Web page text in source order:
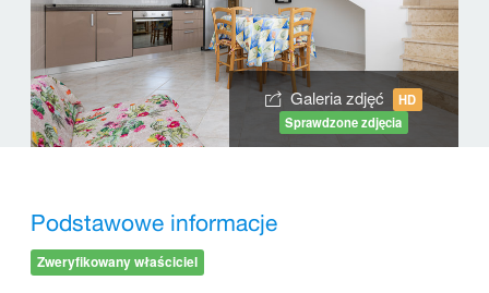
Galeria zdjęć
HD
Sprawdzone zdjęcia
Podstawowe informacje
Zweryfikowany właściciel